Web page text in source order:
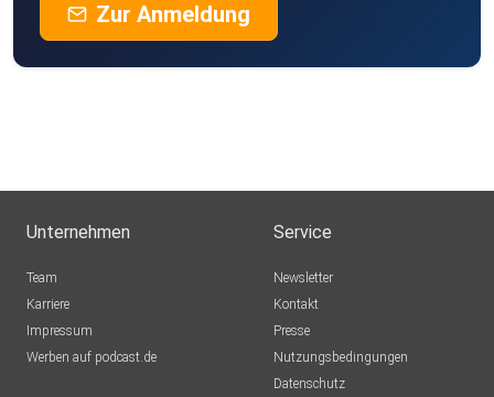
Zur Anmeldung
Unternehmen
Team
Karriere
Impressum
Werben auf podcast.de
Service
Newsletter
Kontakt
Presse
Nutzungsbedingungen
Datenschutz